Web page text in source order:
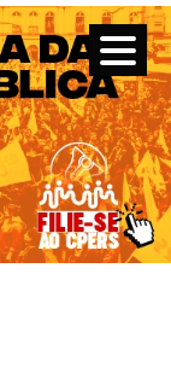
de escola